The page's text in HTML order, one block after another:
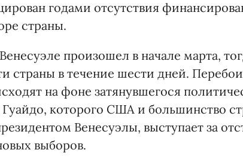
годами отсутствия
страны.
произошел в начале марта,
страны в течение шести дней.
на фоне затянувшегося
которого США и большинство
Венесуэлы, выступает за
выборов.